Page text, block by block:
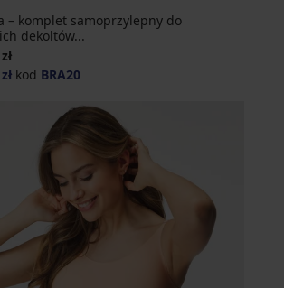
– komplet samoprzylepny do
dekoltów...
kod BRA20